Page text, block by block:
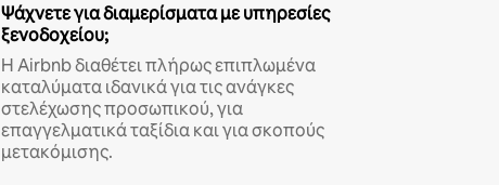
Ψάχνετε για διαμερίσματα με υπηρεσίες
ξενοδοχείου;
Η Airbnb διαθέτει πλήρως επιπλωμένα
καταλύματα ιδανικά για τις ανάγκες
στελέχωσης προσωπικού, για
επαγγελματικά ταξίδια και για σκοπούς
μετακόμισης.